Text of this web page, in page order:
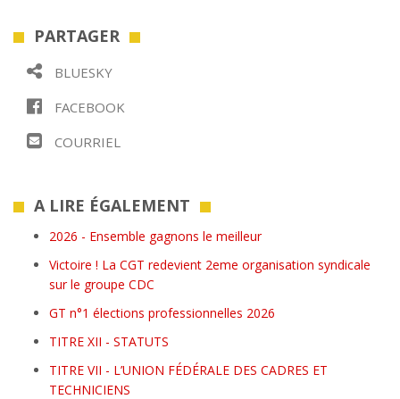
PARTAGER
BLUESKY
FACEBOOK
COURRIEL
A LIRE ÉGALEMENT
2026 - Ensemble gagnons le meilleur
Victoire ! La CGT redevient 2eme organisation syndicale
sur le groupe CDC
GT n°1 élections professionnelles 2026
TITRE XII - STATUTS
TITRE VII - L’UNION FÉDÉRALE DES CADRES ET
TECHNICIENS